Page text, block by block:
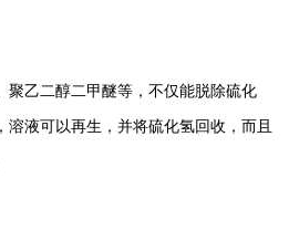
聚乙二醇二甲醚等，不仅能脱除硫化
溶液可以再生，并将硫化氢回收，而且